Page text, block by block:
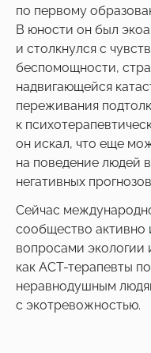
по первому
В юности он был
и столкнулся с
беспомощности,
надвигающейся
переживания
к
он искал, что еще
на поведение людей
негативных
Сейчас
сообщество активно
вопросами экологии
как АСТ-терапевты
неравнодушным
с экотревожностью.